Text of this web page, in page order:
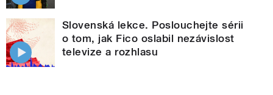
Slovenská lekce. Poslouchejte sérii
o tom, jak Fico oslabil nezávislost
televize a rozhlasu